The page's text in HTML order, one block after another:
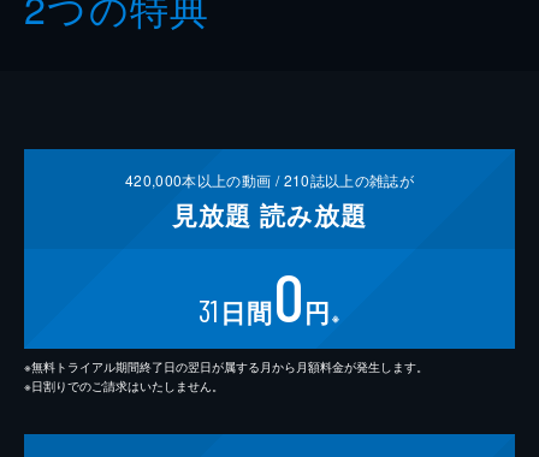
420,000本以上の動画 /210誌以上の雑誌が
見放題 読み放題
31 日間0円 ※
※無料トライアル期間終了日の翌日が属する月から月額料金が発生します。
※日割りでのご請求はいたしません。